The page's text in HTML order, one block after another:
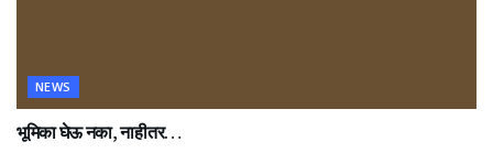
NEWS
भूमिका घेऊ नका, नाहीतर…